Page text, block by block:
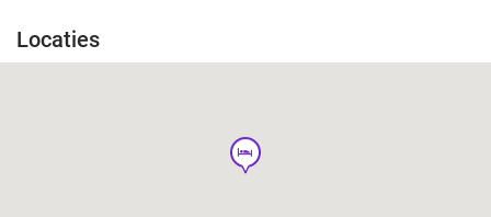
Locaties
hotel